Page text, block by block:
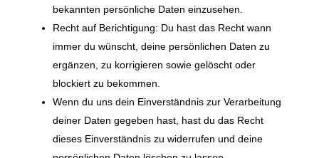
bekannten persönliche Daten einzusehen.
Recht auf Berichtigung: Du hast das Recht wann
immer du wünscht, deine persönlichen Daten zu
ergänzen, zu korrigieren sowie gelöscht oder
blockiert zu bekommen.
Wenn du uns dein Einverständnis zur Verarbeitung
deiner Daten gegeben hast, hast du das Recht
dieses Einverständnis zu widerrufen und deine